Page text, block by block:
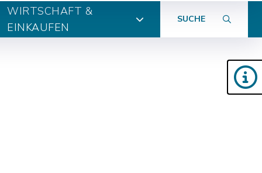
WIRTSCHAFT &
EINKAUFEN
SUCHE